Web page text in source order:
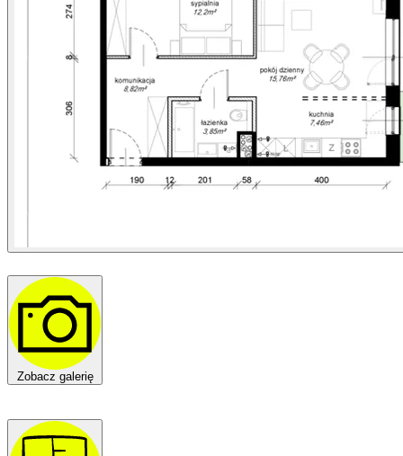
Zobacz galerię